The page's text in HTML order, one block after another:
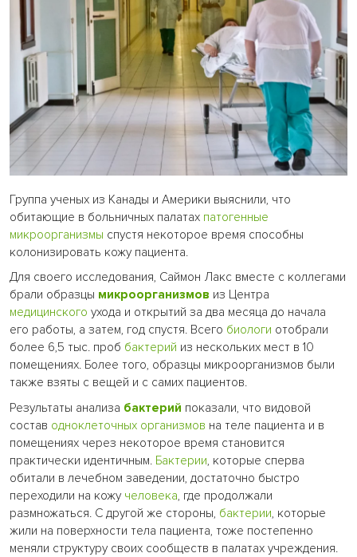
Группа ученых из Канады и Америки выяснили, что
обитающие в больничных палатах патогенные
микроорганизмы спустя некоторое время способны
колонизировать кожу пациента.
Для своего исследования, Саймон Лакс вместе с коллегами
брали образцы микроорганизмов из Центра
медицинского ухода и открытий за два месяца до начала
его работы, а затем, год спустя. Всего биологи отобрали
более 6,5 тыс. проб бактерий из нескольких мест в 10
помещениях. Более того, образцы микроорганизмов были
также взяты с вещей и с самих пациентов.
Результаты анализа бактерий показали, что видовой
состав одноклеточных организмов на теле пациента и в
помещениях через некоторое время становится
практически идентичным. Бактерии, которые сперва
обитали в лечебном заведении, достаточно быстро
переходили на кожу человека, где продолжали
размножаться. С другой же стороны, бактерии, которые
жили на поверхности тела пациента, тоже постепенно
меняли структуру своих сообществ в палатах учреждения.